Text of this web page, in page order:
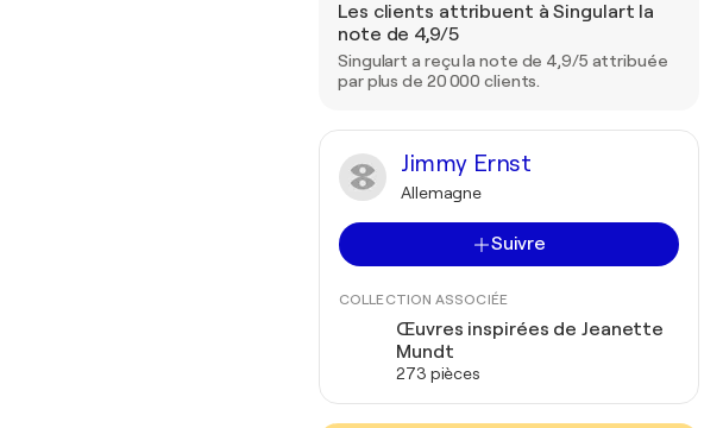
Les clients attribuent à Singulart la
note de 4,9/5
Singulart a reçu la note de 4,9/5 attribuée
par plus de 20 000 clients.
Jimmy Ernst
Allemagne
Suivre
COLLECTION ASSOCIÉE
Œuvres inspirées de Jeanette
Mundt
273 pièces